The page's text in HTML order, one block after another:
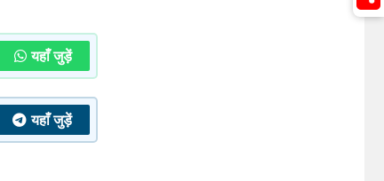
यहाँ जुड़ें
यहाँ जुड़ें